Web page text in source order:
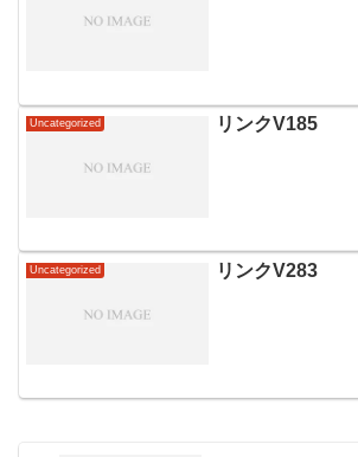
Uncategorized リンクV185
Uncategorized リンクV283